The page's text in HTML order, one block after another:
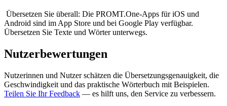
Übersetzen Sie überall: Die PROMT.One-Apps für iOS und
Android sind im App Store und bei Google Play verfügbar.
Übersetzen Sie Texte und Wörter unterwegs.
Nutzerbewertungen
Nutzerinnen und Nutzer schätzen die Übersetzungsgenauigkeit, die
Geschwindigkeit und das praktische Wörterbuch mit Beispielen.
Teilen Sie Ihr Feedback — es hilft uns, den Service zu verbessern.